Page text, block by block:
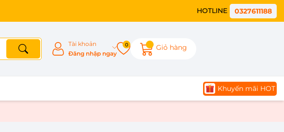
HOTLINE 0327611188
Tài khoản
Đăng nhập ngay
0 Giỏ hàng
Khuyến mãi HOT